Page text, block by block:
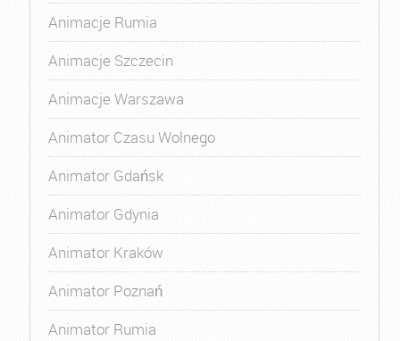
Animacje Rumia
Animacje Szczecin
Animacje Warszawa
Animator Czasu Wolnego
Animator Gdańsk
Animator Gdynia
Animator Kraków
Animator Poznań
Animator Rumia